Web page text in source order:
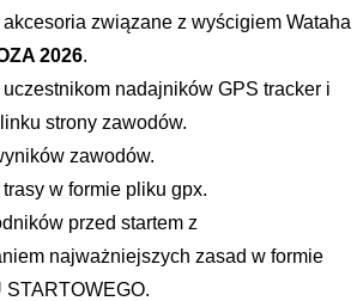
związane z wyścigiem Wataha
2026.
nadajników GPS tracker i
strony zawodów.
zawodów.
w formie pliku gpx.
przed startem z
najważniejszych zasad w formie
STARTOWEGO.